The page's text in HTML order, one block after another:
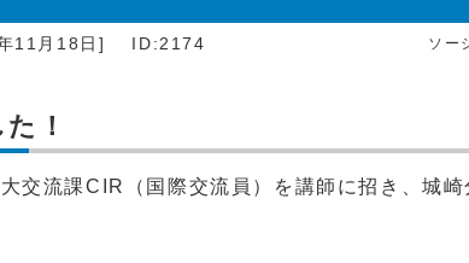
11月18日] ID:2174 ソー
！
流課CIR（国際交流員）を講師に招き、城崎